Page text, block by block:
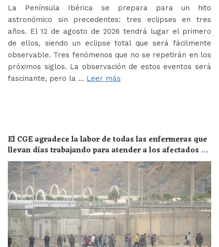
La Península Ibérica se prepara para un hito
astronómico sin precedentes: tres eclipses en tres
años. El 12 de agosto de 2026 tendrá lugar el primero
de ellos, siendo un eclipse total que será fácilmente
observable. Tres fenómenos que no se repetirán en los
próximos siglos. La observación de estos eventos será
fascinante, pero la … Leer más
El CGE agradece la labor de todas las enfermeras que
llevan días trabajando para atender a los afectados de
la crisis migratoria de Ceuta